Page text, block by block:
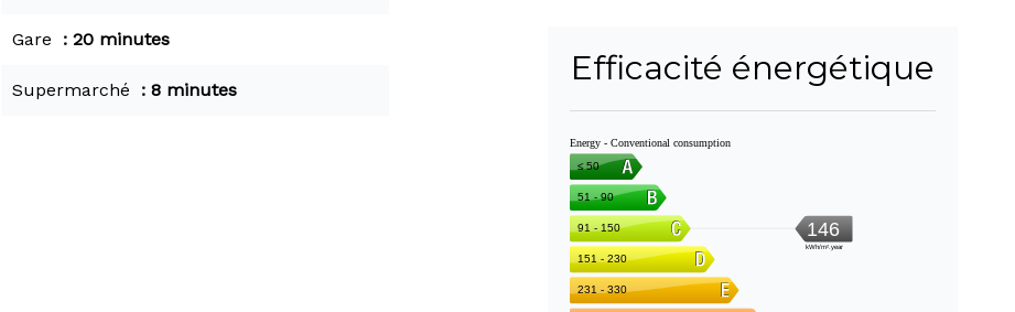
Gare 20 minutes
Supermarché 8 minutes
Efficacité énergétique